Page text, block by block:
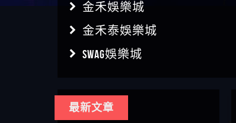
金禾娛樂城
金禾泰娛樂城
SWAG娛樂城
最新文章
路，開啟你的高回報娛樂之
旅
【其他問題】【老玩家不藏
私】2025 線上老虎機這樣
【推薦博弈】這款《ATG 武